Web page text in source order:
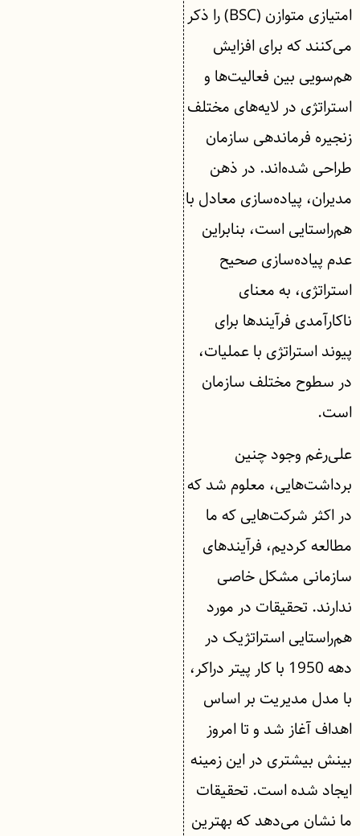
امتیازی متوازن (BSC) را ذکر
می‌کنند که برای افزایش
هم‌سویی بین فعالیت‌ها و
استراتژی در لایه‌های مختلف
زنجیره فرماندهی سازمان
طراحی شده‌اند. در ذهن
مدیران، پیاده‌سازی معادل با
هم‌راستایی است، بنابراین
عدم پیاده‌سازی صحیح
استراتژی، به معنای
ناکارآمدی فرآیندها برای
پیوند استراتژی با عملیات،
در سطوح مختلف سازمان
است.
علی‌رغم وجود چنین
برداشت‌هایی، معلوم شد که
در اکثر شرکت‌هایی که ما
مطالعه کردیم، فرآیندهای
سازمانی مشکل خاصی
ندارند. تحقیقات در مورد
هم‌راستایی استراتژیک در
دهه 1950 با کار پیتر دراکر،
با مدل مدیریت بر اساس
اهداف آغاز شد و تا امروز
بینش بیشتری در این زمینه
ایجاد شده است. تحقیقات
ما نشان می‌دهد که بهترین